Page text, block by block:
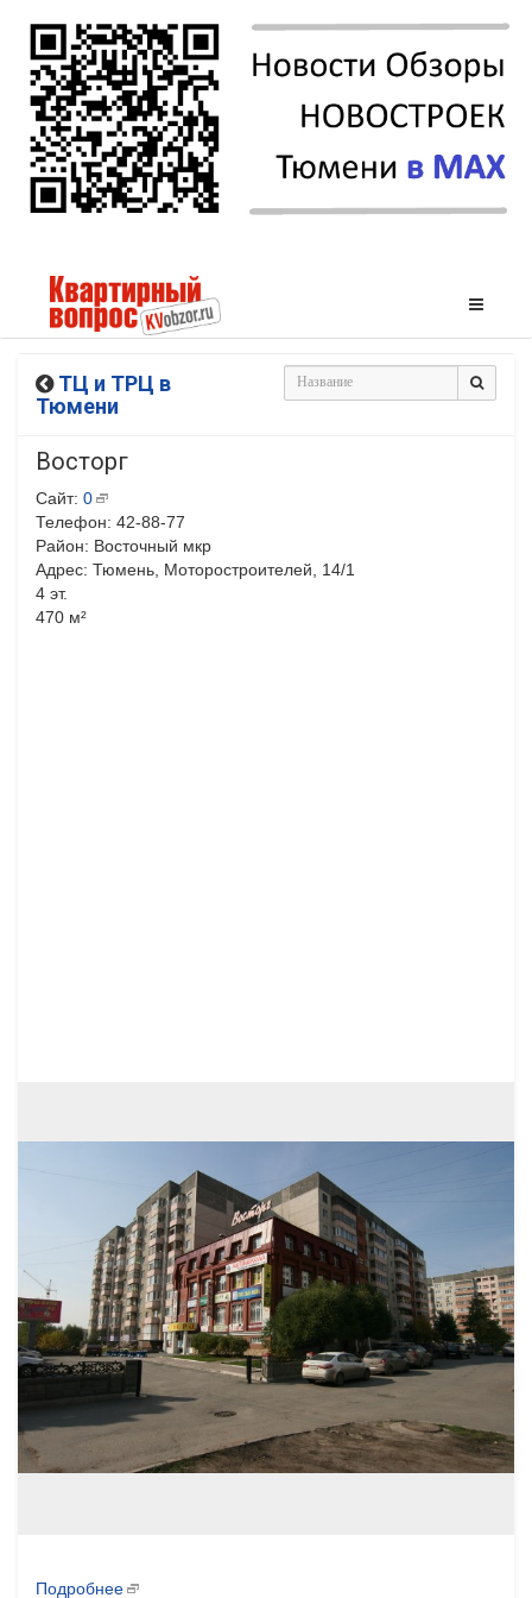
ТЦ и ТРЦ в
Тюмени
Восторг
Сайт: 0
Телефон: 42-88-77
Район: Восточный мкр
Адрес: Тюмень, Моторостроителей, 14/1
4 эт.
470 м²
Подробнее